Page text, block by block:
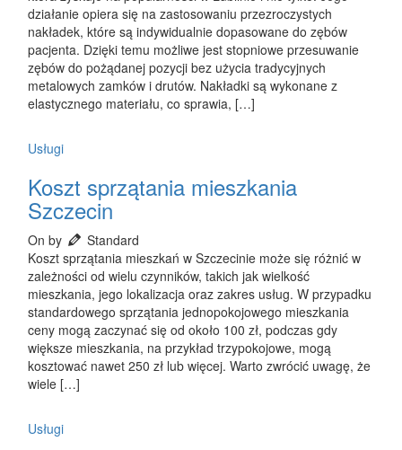
działanie opiera się na zastosowaniu przezroczystych
nakładek, które są indywidualnie dopasowane do zębów
pacjenta. Dzięki temu możliwe jest stopniowe przesuwanie
zębów do pożądanej pozycji bez użycia tradycyjnych
metalowych zamków i drutów. Nakładki są wykonane z
elastycznego materiału, co sprawia, […]
Usługi
Koszt sprzątania mieszkania
Szczecin
On by
Standard
Koszt sprzątania mieszkań w Szczecinie może się różnić w
zależności od wielu czynników, takich jak wielkość
mieszkania, jego lokalizacja oraz zakres usług. W przypadku
standardowego sprzątania jednopokojowego mieszkania
ceny mogą zaczynać się od około 100 zł, podczas gdy
większe mieszkania, na przykład trzypokojowe, mogą
kosztować nawet 250 zł lub więcej. Warto zwrócić uwagę, że
wiele […]
Usługi